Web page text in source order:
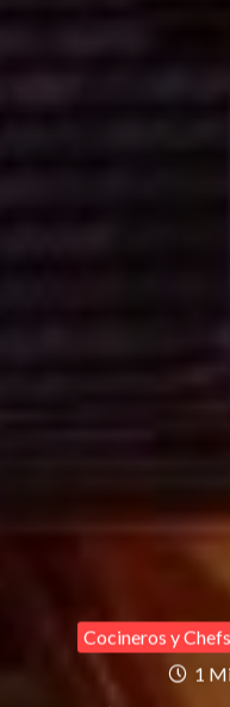
Cocineros y Chefs
1